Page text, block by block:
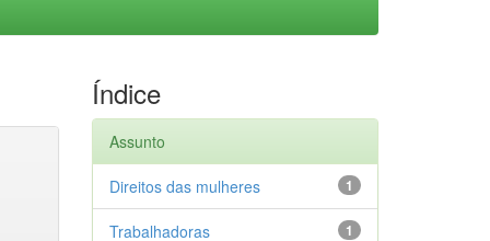
Índice
Assunto
1
Direitos das mulheres
1
Trabalhadoras